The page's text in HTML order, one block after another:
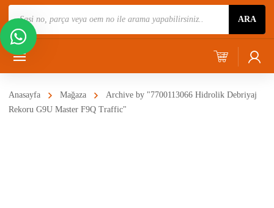
Ara
ARA
Anasayfa Mağaza
Archive by "7700113066 Hidrolik Debriyaj
Rekoru G9U Master F9Q Traffic"